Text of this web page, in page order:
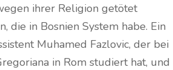
ihrer Religion getötet
in Bosnien System habe. Ein
Muhamed Fazlovic, der bei
in Rom studiert hat, und